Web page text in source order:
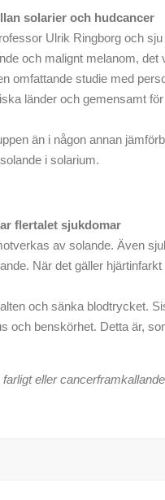
solarier och hudcancer
Ulrik Ringborg och
och malignt melanom, det
omfattande studie med
länder och gemensamt
än i någon annan
i solarium.
flertalet sjukdomar
av solande. Även
När det gäller
och sänka blodtrycket.
och benskörhet. Detta är,
eller